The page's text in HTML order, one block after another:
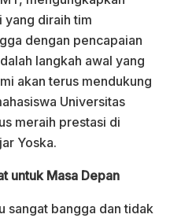
yang diraih tim
dengan pencapaian
langkah awal yang
akan terus mendukung
Universitas
meraih prestasi di
Yoska.
untuk Masa Depan
sangat bangga dan tidak